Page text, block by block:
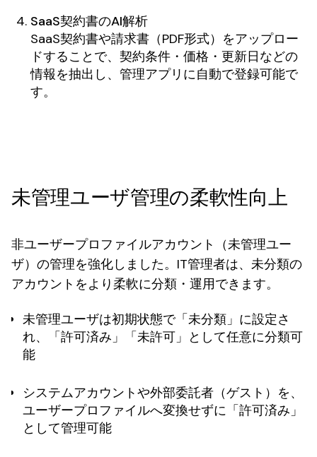
SaaS契約書のAI解析
SaaS契約書や請求書（PDF形式）をアップロー
ドすることで、契約条件・価格・更新日などの
情報を抽出し、管理アプリに自動で登録可能で
す。
未管理ユーザ管理の柔軟性向上
非ユーザープロファイルアカウント（未管理ユー
ザ）の管理を強化しました。IT管理者は、未分類の
アカウントをより柔軟に分類・運用できます。
未管理ユーザは初期状態で「未分類」に設定さ
れ、「許可済み」「未許可」として任意に分類可
能
システムアカウントや外部委託者（ゲスト）を、
ユーザープロファイルへ変換せずに「許可済み」
として管理可能